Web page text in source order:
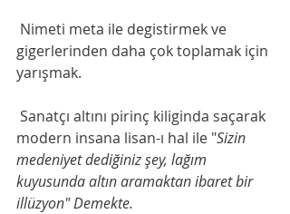
Nimeti meta ile degistirmek ve
gigerlerinden daha çok toplamak için
yarışmak.
Sanatçı altını pirinç kiliginda saçarak
modern insana lisan-ı hal ile "Sizin
medeniyet dediğiniz şey, lağım
kuyusunda altın aramaktan ibaret bir
illüzyon" Demekte.